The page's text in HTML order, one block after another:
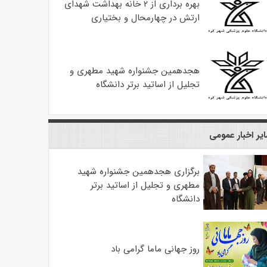
بهره ‌برداری از ۲ خانه بهداشت شهدای
ارتش در چهارمحال و بختیاری
هجدهمین جشنواره شهید مطهری و
تجلیل از اساتید برتر دانشگاه
اخبار عمومی
برگزاری هجدهمین جشنواره شهید
مطهری و تجلیل از اساتید برتر
دانشگاه
روز جهانی ماما گرامی باد